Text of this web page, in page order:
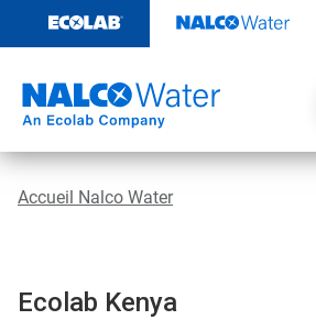
contenu
Accueil Nalco Water
Ecolab Kenya